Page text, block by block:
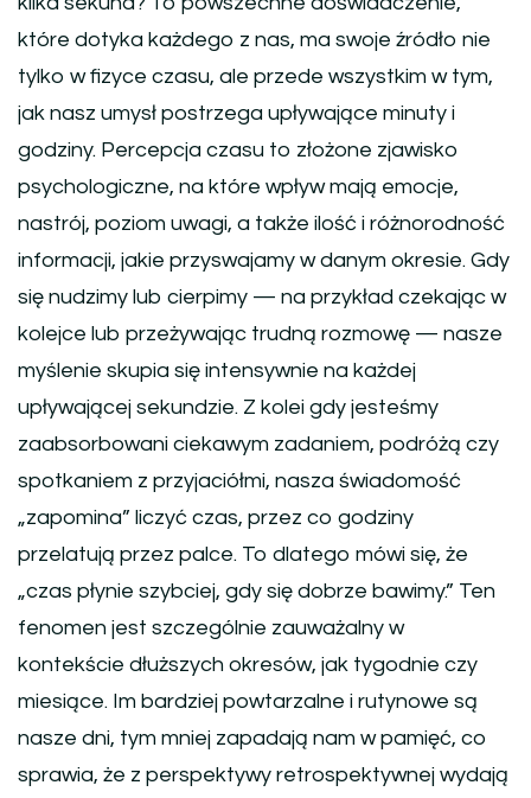
które dotyka każdego z nas, ma swoje źródło nie
tylko w fizyce czasu, ale przede wszystkim w tym,
jak nasz umysł postrzega upływające minuty i
godziny. Percepcja czasu to złożone zjawisko
psychologiczne, na które wpływ mają emocje,
nastrój, poziom uwagi, a także ilość i różnorodność
informacji, jakie przyswajamy w danym okresie. Gdy
się nudzimy lub cierpimy — na przykład czekając w
kolejce lub przeżywając trudną rozmowę — nasze
myślenie skupia się intensywnie na każdej
upływającej sekundzie. Z kolei gdy jesteśmy
zaabsorbowani ciekawym zadaniem, podróżą czy
spotkaniem z przyjaciółmi, nasza świadomość
„zapomina” liczyć czas, przez co godziny
przelatują przez palce. To dlatego mówi się, że
„czas płynie szybciej, gdy się dobrze bawimy.” Ten
fenomen jest szczególnie zauważalny w
kontekście dłuższych okresów, jak tygodnie czy
miesiące. Im bardziej powtarzalne i rutynowe są
nasze dni, tym mniej zapadają nam w pamięć, co
sprawia, że z perspektywy retrospektywnej wydają